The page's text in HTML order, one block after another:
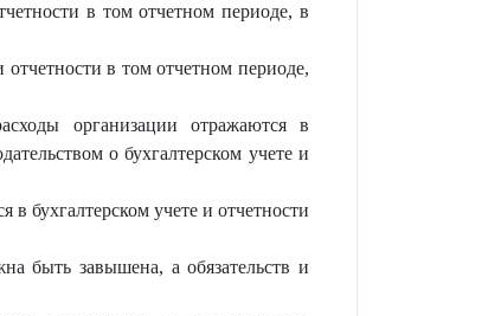
в том отчетном периоде, в
отчетности в том отчетном периоде,
организации отражаются в
о бухгалтерском учете и
бухгалтерском учете и отчетности
быть завышена, а обязательств и